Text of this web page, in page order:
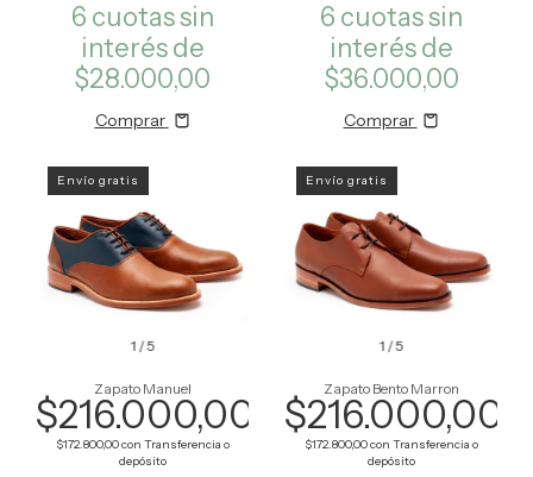
6 cuotas sin
interés de
$28.000,00
Comprar
6 cuotas sin
interés de
$36.000,00
Comprar
1 /5
Envío gratis
Zapato Manuel
$216.000,00
$172.800,00con Transferencia o
depósito
1 /5
Envío gratis
Zapato Bento Marron
$216.000,00
$172.800,00con Transferencia o
depósito